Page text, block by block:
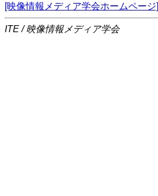
[映像情報メディア学会ホームページ]
ITE / 映像情報メディア学会